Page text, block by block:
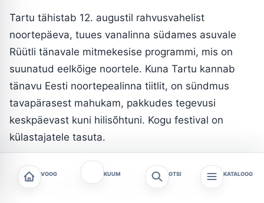
Tartu tähistab 12. augustil rahvusvahelist
noortepäeva, tuues vanalinna südames asuvale
Rüütli tänavale mitmekesise programmi, mis on
suunatud eelkõige noortele. Kuna Tartu kannab
tänavu Eesti noortepealinna tiitlit, on sündmus
tavapärasest mahukam, pakkudes tegevusi
keskpäevast kuni hilisõhtuni. Kogu festival on
külastajatele tasuta.
Mida lugejad peavad teadma
VOOG KUUM OTSI KATALOOG